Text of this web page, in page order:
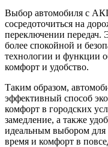
Выбор автомобиля с
сосредоточиться на
переключении передач.
более спокойной и
технологии и функции
комфорт и удобство.
Таким образом,
эффективный способ
комфорт в городских
замедление, а также
идеальным выбором для
время и комфорт в